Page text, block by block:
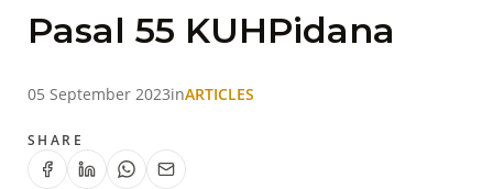
Pasal 55 KUHPidana
05 September 2023inARTICLES
SHARE